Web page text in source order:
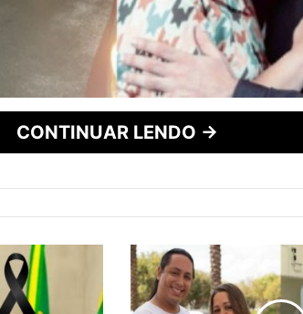
CONTINUAR LENDO →